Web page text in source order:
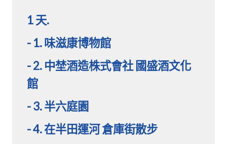
1 天.
- 1. 味滋康博物館
- 2. 中埜酒造株式會社 國盛酒文化
館
- 3. 半六庭園
- 4. 在半田運河 倉庫街散步